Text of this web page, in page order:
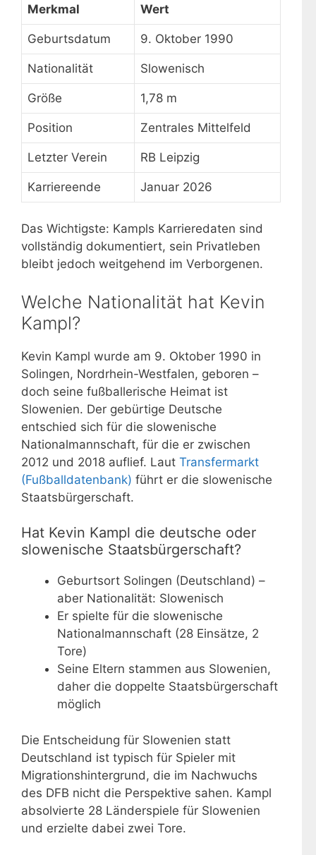
Merkmal
Wert
Geburtsdatum 9. Oktober 1990
Nationalität Slowenisch
Größe 1,78 m
Position Zentrales Mittelfeld
Letzter Verein RB Leipzig
Karriereende Januar 2026
Das Wichtigste: Kampls Karrieredaten sind
vollständig dokumentiert, sein Privatleben
bleibt jedoch weitgehend im Verborgenen.
Welche Nationalität hat Kevin
Kampl?
Kevin Kampl wurde am 9. Oktober 1990 in
Solingen, Nordrhein-Westfalen, geboren –
doch seine fußballerische Heimat ist
Slowenien. Der gebürtige Deutsche
entschied sich für die slowenische
Nationalmannschaft, für die er zwischen
2012 und 2018 auflief. Laut Transfermarkt
(Fußballdatenbank) führt er die slowenische
Staatsbürgerschaft.
Hat Kevin Kampl die deutsche oder
slowenische Staatsbürgerschaft?
Geburtsort Solingen (Deutschland) –
aber Nationalität: Slowenisch
Er spielte für die slowenische
Nationalmannschaft (28 Einsätze, 2
Tore)
Seine Eltern stammen aus Slowenien,
daher die doppelte Staatsbürgerschaft
möglich
Die Entscheidung für Slowenien statt
Deutschland ist typisch für Spieler mit
Migrationshintergrund, die im Nachwuchs
des DFB nicht die Perspektive sahen. Kampl
absolvierte 28 Länderspiele für Slowenien
und erzielte dabei zwei Tore.